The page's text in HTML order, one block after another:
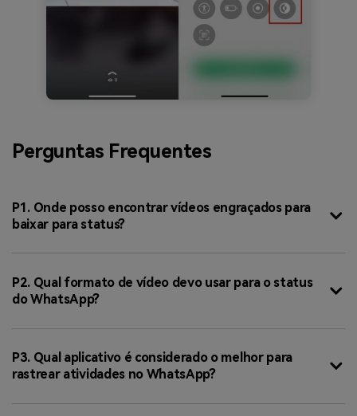
Perguntas Frequentes
P1. Onde posso encontrar vídeos engraçados para
baixar para status?
P2. Qual formato de vídeo devo usar para o status
do WhatsApp?
P3. Qual aplicativo é considerado o melhor para
rastrear atividades no WhatsApp?